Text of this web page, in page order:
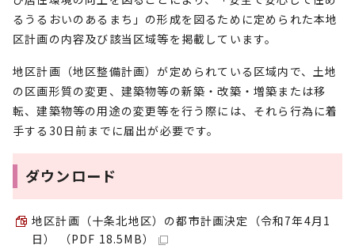
るうるおいのあるまち」の形成を図るために定められた本地
区計画の内容及び該当区域等を掲載しています。
地区計画（地区整備計画）が定められている区域内で、土地
の区画形質の変更、建築物等の新築・改築・増築または移
転、建築物等の用途の変更等を行う際には、それら行為に着
手する30日前までに届出が必要です。
ダウンロード
地区計画（十条北地区）の都市計画決定（令和7年4月1
日） （PDF 18.5MB）